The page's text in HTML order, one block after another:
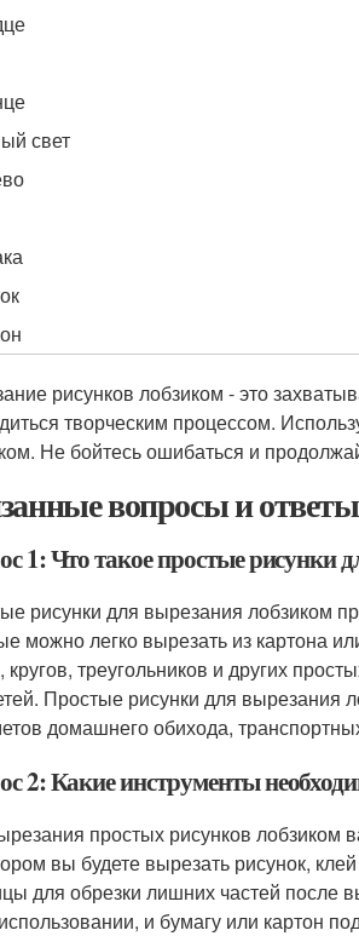
свет
рисунков лобзиком - это
творческим процессом.
Не бойтесь ошибаться и
вопросы и
1: Что такое простые рисунки
рисунки для вырезания лобзиком
можно легко вырезать из картона
кругов, треугольников и других
Простые рисунки для вырезания
домашнего обихода,
2: Какие инструменты
простых рисунков лобзиком
вы будете вырезать рисунок,
для обрезки лишних частей после
и бумагу или картон